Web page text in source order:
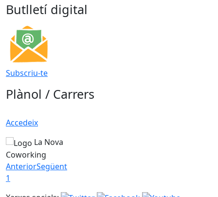
Butlletí digital
Subscriu-te
Plànol / Carrers
Accedeix
La Nova
Coworking
AnteriorSegüent
1